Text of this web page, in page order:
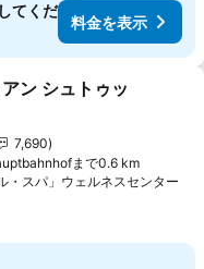
てくだ
料金を表示
りに追加
ン シュトゥッ
7,690
まで0.6 km
・スパ」ウェルネスセンター